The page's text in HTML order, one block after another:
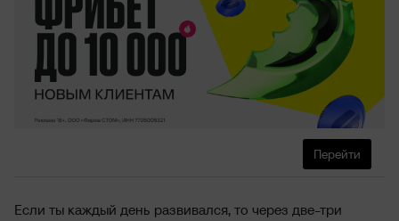
Перейти
Если ты каждый день развивался, то через две-три